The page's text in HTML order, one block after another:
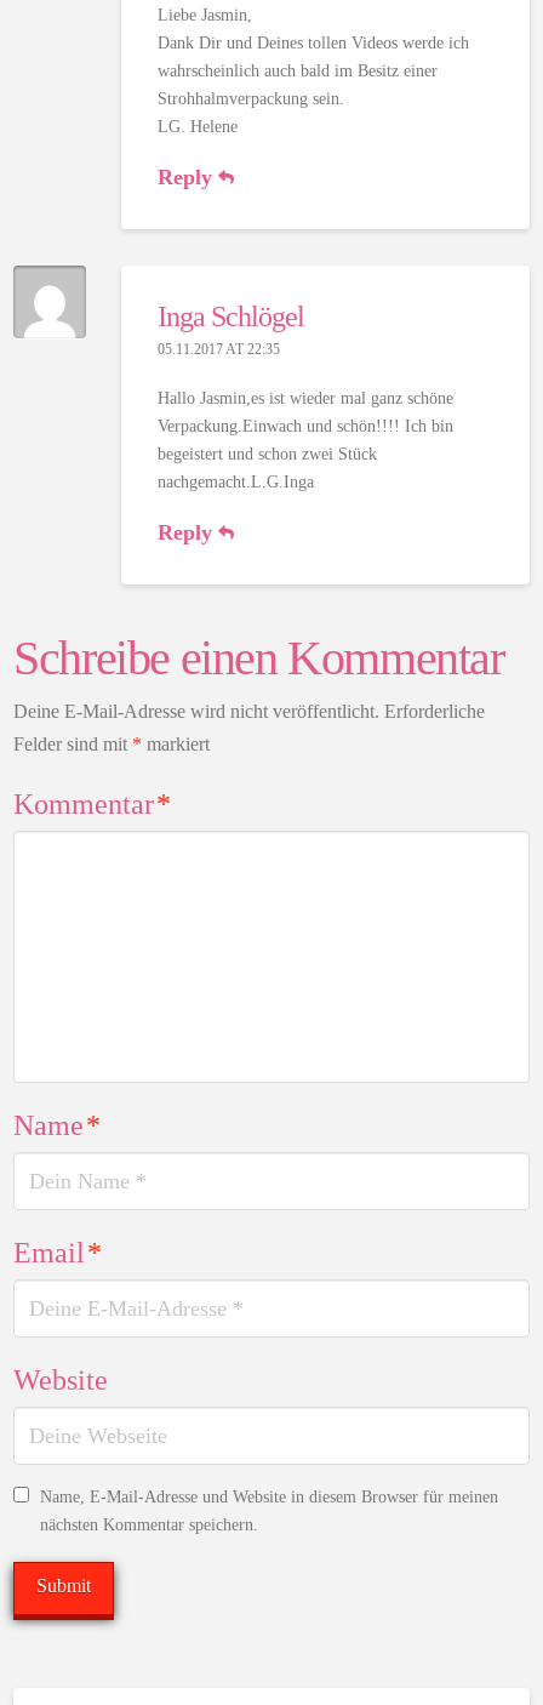
Liebe Jasmin,
Dank Dir und Deines tollen Videos werde ich
wahrscheinlich auch bald im Besitz einer
Strohhalmverpackung sein.
LG. Helene
Reply
Inga Schlögel
05.11.2017 AT 22:35
Hallo Jasmin,es ist wieder mal ganz schöne
Verpackung.Einwach und schön!!!! Ich bin
begeistert und schon zwei Stück
nachgemacht.L.G.Inga
Reply
Schreibe einen Kommentar
Deine E-Mail-Adresse wird nicht veröffentlicht. Erforderliche
Felder sind mit * markiert
Kommentar*
Name*
Email*
Website
Name, E-Mail-Adresse und Website in diesem Browser für meinen
nächsten Kommentar speichern.